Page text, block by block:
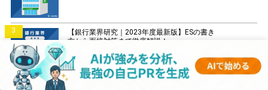
3
【銀行業界研究｜2023年度最新版】ESの書き
方から面接対策まで徹底解説！